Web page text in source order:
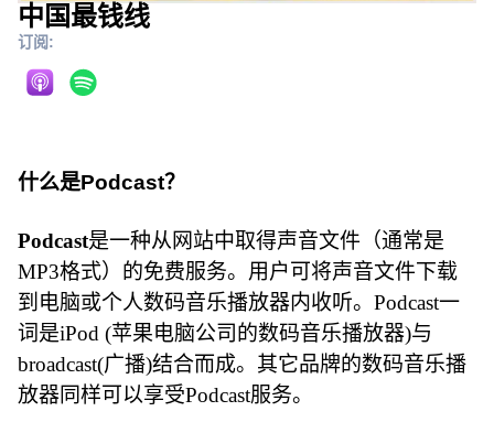
中国最钱线
订阅:
什么是Podcast？
Podcast是一种从网站中取得声音文件（通常是
MP3格式）的免费服务。用户可将声音文件下载
到电脑或个人数码音乐播放器内收听。Podcast一
词是iPod (苹果电脑公司的数码音乐播放器)与
broadcast(广播)结合而成。其它品牌的数码音乐播
放器同样可以享受Podcast服务。